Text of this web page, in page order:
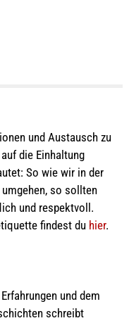
und Austausch zu
die Einhaltung
So wie wir in der
so sollten
und respektvoll.
findest du hier.
und dem
schreibt